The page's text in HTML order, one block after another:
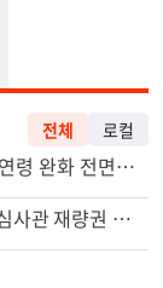
전체 로컬
"65세 복수국적 빗장 푸나"... 한국 정부, 연령 완화 전면 추진
서류 하나만 빠져도 영주권·비자 거부…심사관 재량권 대폭 확대